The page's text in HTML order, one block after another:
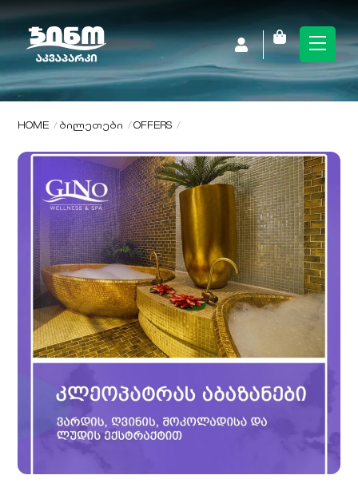
content
Cart
HOME ᲑᲘᲚᲔᲗᲔᲑᲘ OFFERS